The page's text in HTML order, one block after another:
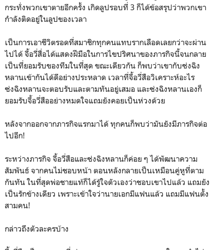
กระทั่งพวกเขาตายอีกครั้ง เกิดลูปรอบที่ 3 ก็ได้ข้อสรุปว่าพวกเขา
กำลังติดอยู่ในลูปของเวลา
เป็นการเอาชีวิตรอดที่สมาชิกทุกคนแทบรากเลือดเลยกว่าจะผ่าน
ไปได้ จี้อวี่สื่อได้แสดงฝีมือในการไขปริศนาของภารกิจนี้จนกลาย
เป็นที่ยอมรับของทีมในที่สุด ขณะเดียวกัน ก็พบว่าเขากับซ่งฉิง
หลานเข้ากันได้ดีอย่างประหลาด เวลาที่จี้อวี่สือวิเคราะห์อะไร
ซ่งฉิงหลานจะตอบรับและตามทันอยู่เสมอ และซ่งฉิงหลานเองก็
ยอมรับจี้อวี่สืออย่างหมดใจแถมยังคอยเป็นห่วงด้วย
หลังจากออกจากภารกิจแรกมาได้ ทุกคนก็พบว่ามันยังมีภารกิจต่อ
ไปอีก!
ระหว่างภารกิจ จี้อวี่สือและซ่งฉิงหลานก็ค่อย ๆ ได้พัฒนาความ
สัมพันธ์ จากคนไม่ชอบหน้า ตอนหลังกลายเป็นเหมือนคู่หูที่ตาม
กันทัน ในที่สุดพ่อชายแท้ก็ได้รู้ใจตัวเองว่าชอบเขาไปแล้ว แถมยัง
เป็นรักข้างเดียว เพราะเข้าใจว่านายเอกมีแฟนแล้ว แถมมีแฟนตั้ง
สามคน!
กล่าวถึงตัวละครบ้าง